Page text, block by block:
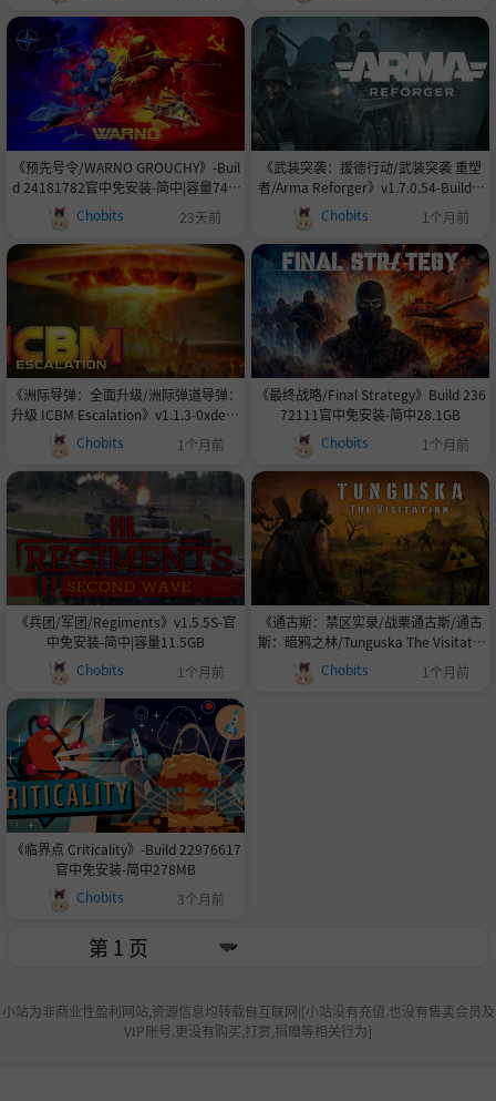
《预先号令/WARNO GROUCHY》-Buil
d 24181782官中免安装-简中|容量74.3
Chobits 23天前
《武装突袭：援德行动/武装突袭 重塑
者/Arma Reforger》v1.7.0.54-Build 2
3758462官中免安装-简中|容量29.9GB
Chobits 1个月前
《洲际导弹：全面升级/洲际弹道导弹：
升级 ICBM Escalation》v1.1.3-0xdead
c0de联机版官中简体
Chobits 1个月前
《最终战略/Final Strategy》Build 236
72111官中免安装-简中28.1GB
Chobits
1个月前
《兵团/军团/Regiments》v1.5.5S-官
中免安装-简中|容量11.5GB
Chobits
1个月前
《通古斯：禁区实录/战栗通古斯/通古
斯：暗鸦之林/Tunguska The Visitatio
n》-Build 23607475官中免安装-简中|
容量5GB
Chobits 1个月前
《临界点 Criticality》-Build 22976617
官中免安装-简中278MB
Chobits
3个月前
小站为非商业性盈利网站,资源信息均转载自互联网|[小站没有充值.也没有售卖会员及
VIP账号.更没有购买,打赏,捐赠等相关行为]